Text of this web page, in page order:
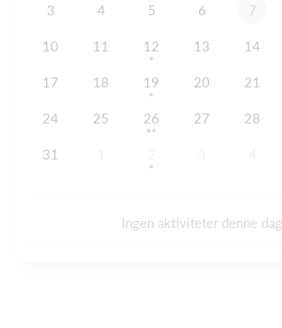
3 4 5 6 7
10 11 12 13 14
17 18 19 20 21
24 25 26 27 28
31
Ingen aktiviteter denne dag